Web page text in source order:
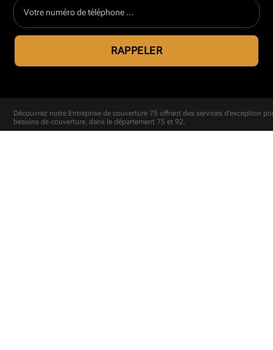
Découvrez notre Entreprise de couverture 75 offrant des services d'exception
besoins de couverture, dans le département 75 et 92.